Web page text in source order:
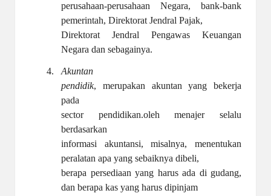
perusahaan-perusahaan Negara, bank-bank
pemerintah, Direktorat Jendral Pajak,
Direktorat Jendral Pengawas Keuangan
Negara dan sebagainya.
4.
Akuntan
pendidik, merupakan akuntan yang bekerja
pada
sector pendidikan.oleh menajer selalu
berdasarkan
informasi akuntansi, misalnya, menentukan
peralatan apa yang sebaiknya dibeli,
berapa persediaan yang harus ada di gudang,
dan berapa kas yang harus dipinjam